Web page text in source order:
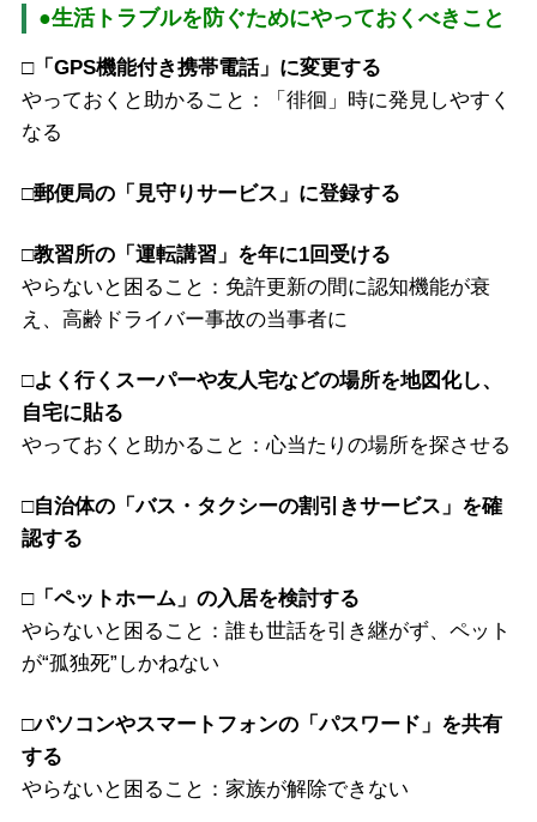
●生活トラブルを防ぐためにやっておくべきこと
□「GPS機能付き携帯電話」に変更する
やっておくと助かること：「徘徊」時に発見しやすく
なる
□郵便局の「見守りサービス」に登録する
□教習所の「運転講習」を年に1回受ける
やらないと困ること：免許更新の間に認知機能が衰
え、高齢ドライバー事故の当事者に
□よく行くスーパーや友人宅などの場所を地図化し、
自宅に貼る
やっておくと助かること：心当たりの場所を探させる
□自治体の「バス・タクシーの割引きサービス」を確
認する
□「ペットホーム」の入居を検討する
やらないと困ること：誰も世話を引き継がず、ペット
が“孤独死”しかねない
□パソコンやスマートフォンの「パスワード」を共有
する
やらないと困ること：家族が解除できない